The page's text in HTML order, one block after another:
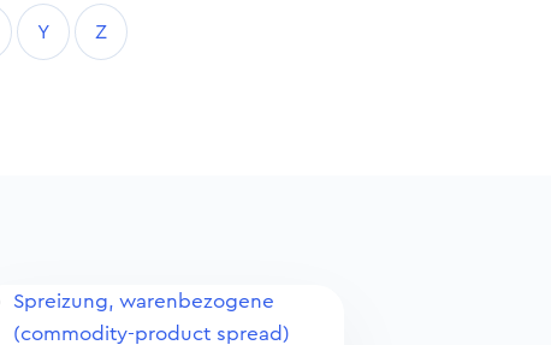
Y Z
Spreizung, warenbezogene
(commodity-product spread)